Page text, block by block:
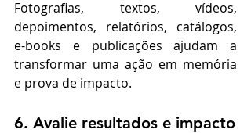
Fotografias, textos, vídeos,
depoimentos, relatórios, catálogos,
e-books e publicações ajudam a
transformar uma ação em memória
e prova de impacto.
6. Avalie resultados e impacto